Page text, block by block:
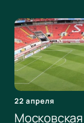
22 апреля